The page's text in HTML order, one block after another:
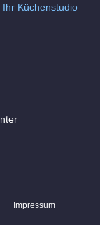
Küchenstudio
Impressum